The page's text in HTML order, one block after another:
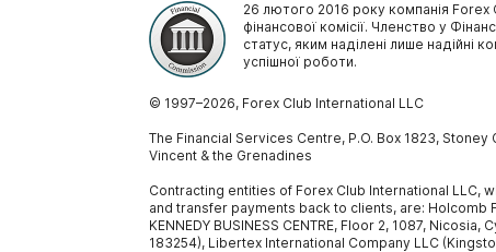
26 лютого 2016 року компанія
фінансової комісії. Членство у
статус, яким наділені лише надійні
успішної роботи.
© 1997–2026, Forex Club International LLC
The Financial Services Centre, P.O. Box 1823, Stoney
Vincent & the Grenadines
Contracting entities of Forex Club International LLC,
and transfer payments back to clients, are: Holcomb
KENNEDY BUSINESS CENTRE, Floor 2, 1087, Nicosia,
183254), Libertex International Company LLC